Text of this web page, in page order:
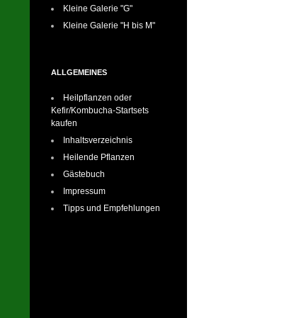
Kleine Galerie "G"
Kleine Galerie "H bis M"
ALLGEMEINES
Heilpflanzen oder
Kefir/Kombucha-Startsets
kaufen
Inhaltsverzeichnis
Heilende Pflanzen
Gästebuch
Impressum
Tipps und Empfehlungen